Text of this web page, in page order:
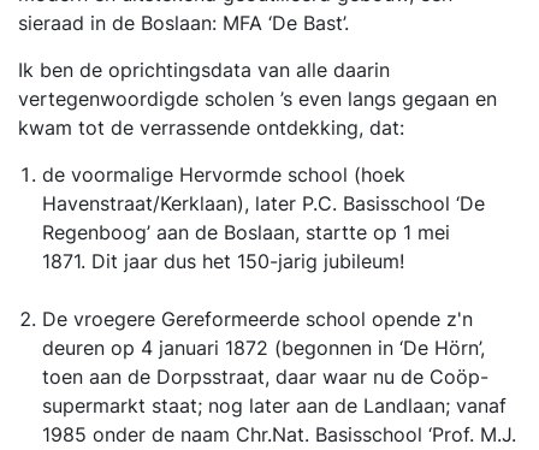
sieraad in de Boslaan: MFA ‘De Bast’.
Ik ben de oprichtingsdata van alle daarin
vertegenwoordigde scholen ’s even langs gegaan en
kwam tot de verrassende ontdekking, dat:
de voormalige Hervormde school (hoek
Havenstraat/Kerklaan), later P.C. Basisschool ‘De
Regenboog’ aan de Boslaan, startte op 1 mei
1871. Dit jaar dus het 150-jarig jubileum!
De vroegere Gereformeerde school opende z'n
deuren op 4 januari 1872 (begonnen in ‘De Hörn’,
toen aan de Dorpsstraat, daar waar nu de Coöp-
supermarkt staat; nog later aan de Landlaan; vanaf
1985 onder de naam Chr.Nat. Basisschool ‘Prof. M.J.